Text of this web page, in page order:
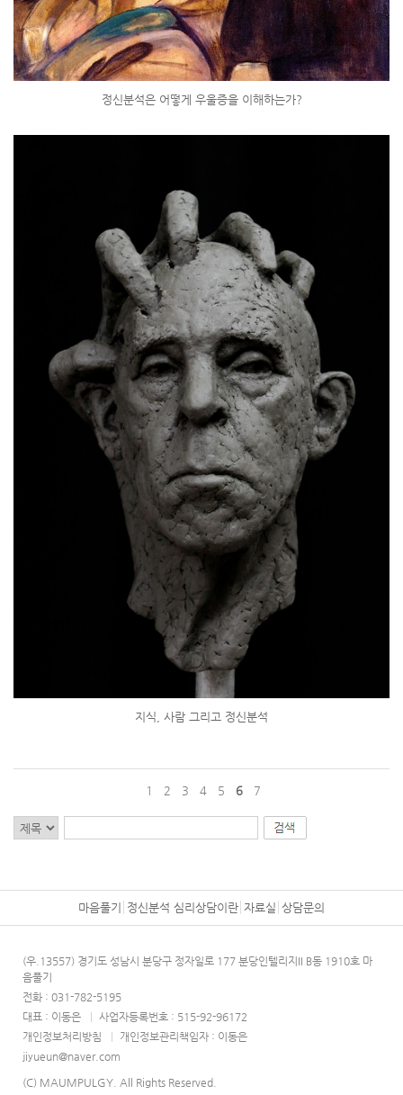
정신분석은 어떻게 우울증을 이해하는가?
지식, 사람 그리고 정신분석
1 2 3 4 5 6 7
마음풀기 정신분석 심리상담이란 자료실 상담문의
(우.13557) 경기도 성남시 분당구 정자일로 177 분당인텔리지II B동 1910호 마
음풀기
전화 : 031-782-5195
대표 : 이동은
사업자등록번호 : 515-92-96172
개인정보처리방침
개인정보관리책임자 : 이동은
jiyueun@naver.com
(C) MAUMPULGY. All Rights Reserved.